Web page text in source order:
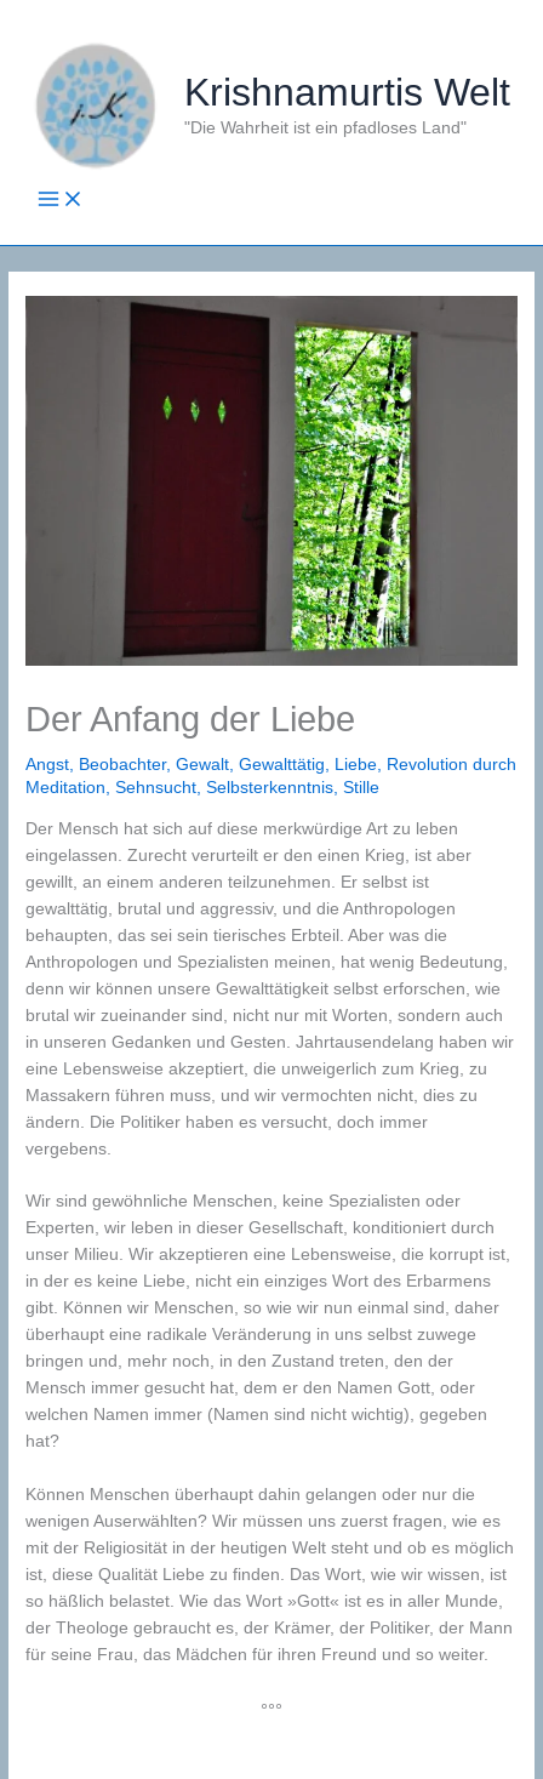
springen
Krishnamurtis Welt
"Die Wahrheit ist ein pfadloses Land"
Der Anfang der Liebe
Angst Beobachter,Gewalt ,Gewalttätig Liebe
Revolution durch
Meditation ,Sehnsucht ,Selbsterkenntnis ,Stille
Der Mensch hat sich auf diese merkwürdige Art zu leben
eingelassen. Zurecht verurteilt er den einen Krieg, ist aber
gewillt, an einem anderen teilzunehmen. Er selbst ist
gewalttätig, brutal und aggressiv, und die Anthropologen
behaupten, das sei sein tierisches Erbteil. Aber was die
Anthropologen und Spezialisten meinen, hat wenig Bedeutung,
denn wir können unsere Gewalttätigkeit selbst erforschen, wie
brutal wir zueinander sind, nicht nur mit Worten, sondern auch
in unseren Gedanken und Gesten. Jahrtausendelang haben wir
eine Lebensweise akzeptiert, die unweigerlich zum Krieg, zu
Massakern führen muss, und wir vermochten nicht, dies zu
ändern. Die Politiker haben es versucht, doch immer
vergebens.
Wir sind gewöhnliche Menschen, keine Spezialisten oder
Experten, wir leben in dieser Gesellschaft, konditioniert durch
unser Milieu. Wir akzeptieren eine Lebensweise, die korrupt ist,
in der es keine Liebe, nicht ein einziges Wort des Erbarmens
gibt. Können wir Menschen, so wie wir nun einmal sind, daher
überhaupt eine radikale Veränderung in uns selbst zuwege
bringen und, mehr noch, in den Zustand treten, den der
Mensch immer gesucht hat, dem er den Namen Gott, oder
welchen Namen immer (Namen sind nicht wichtig), gegeben
hat?
Können Menschen überhaupt dahin gelangen oder nur die
wenigen Auserwählten? Wir müssen uns zuerst fragen, wie es
mit der Religiosität in der heutigen Welt steht und ob es möglich
ist, diese Qualität Liebe zu finden. Das Wort, wie wir wissen, ist
so häßlich belastet. Wie das Wort »Gott« ist es in aller Munde,
der Theologe gebraucht es, der Krämer, der Politiker, der Mann
für seine Frau, das Mädchen für ihren Freund und so weiter.
°°°